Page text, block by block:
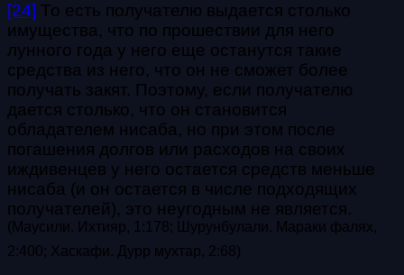
[24] То есть получателю выдается столько
имущества, что по прошествии для него
лунного года у него еще останутся такие
средства из него, что он не сможет более
получать закят. Поэтому, если получателю
дается столько, что он становится
обладателем нисаба, но при этом после
погашения долгов или расходов на своих
иждивенцев у него остается средств меньше
нисаба (и он остается в числе подходящих
получателей), это неугодным не является.
(Маусили. Ихтияр, 1:178; Шурунбулали. Мараки фалях,
2:400; Хаскафи. Дурр мухтар, 2:68)